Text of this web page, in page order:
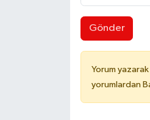
Gönder
Yorum yazarak
yorumlardan